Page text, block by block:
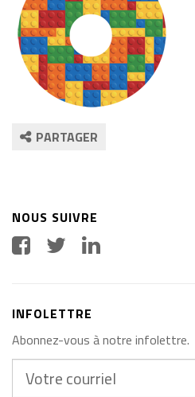
PARTAGER
NOUS SUIVRE
INFOLETTRE
Abonnez-vous à notre infolettre.
courriel